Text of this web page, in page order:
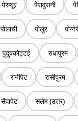
पेरम्बूर पेरावुरानी
पोलाची पोलुर
पुदुक्कोट्टई राधापुरम
रानीपेट रासीपुरम
सैदापेट सलेम (उत्तर)